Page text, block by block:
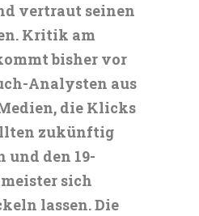
vertraut seinen
Kritik am
bisher vor
Analysten aus
die Klicks
zukünftig
und den 19-
sich
lassen. Die